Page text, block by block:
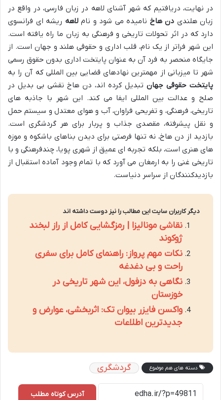
در نهایت، دریافتیم که شهر آشنای لاهه در زبان فارسی، در واقع در
زبان هلندی دن هاخ نامیده می شود و ناملاهه ریشه ای فرانسوی
دارد که در اثر تحولات تاریخی و فرهنگی به زبان ما راه یافته است.
این شهر فراتر از یک نام، قلب اداری و حقوقی هلند و جهان است. از
جایگاه منحصر به فرد آن به عنوان پایتخت اداری بدون حقوق رسمی
شهر تا میزبانی از مهمترین نهادهای قضایی بین المللی که آن را به
پایتخت حقوقی جهان تبدیل کرده اند، دن هاخ نقشی بی بدیل در
صلح و عدالت بین المللی ایفا می کند. این شهر با جاذبه های
تاریخی، فرهنگی، و تفریحی فراوان، آب و هوای معتدل و سیستم حمل
و نقل پیشرفته، مقصدی جذاب و پربار برای هر گردشگری است.
بازدید از دن هاخ، نه تنها فرصتی برای دیدن بناهای باشکوه و موزه
های هنری است، بلکه تجربه ای عمیق از شهری پویا، چندفرهنگی و با
تاریخی غنی را به ارمغان می آورد که با تمام وجود آماده استقبال از
بازدیدکنندگان از سراسر دنیاست.
دیگر کاربران سایت این مطالب را نیز دوست داشته اند
نقاشی مونالیزا | رمزگشایی کامل از راز لبخند
ژوکوند
نکات مهم پرواز: راهنمای کامل برای سفری
راحت و بی دغدغه
نگاهی به دزفول، این شهر تاریخی در
خوزستان
واکسن فایزر بیوان تک: اثربخشی، عوارض و
جدیدترین اطلاعات
دسته های هم موضوع گردشگری
آدرس کوتاه مطلب